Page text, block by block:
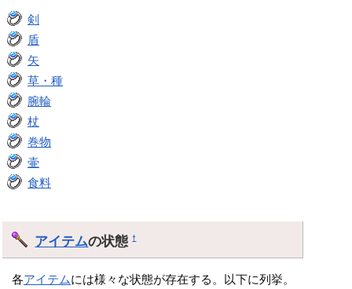
剣
盾
矢
草・種
腕輪
杖
巻物
壷
食料
アイテムの状態†
各アイテムには様々な状態が存在する。以下に列挙。